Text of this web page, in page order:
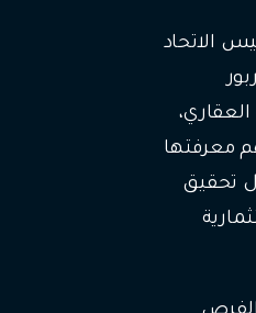
الاتحاد
معرفتها
تحقيق